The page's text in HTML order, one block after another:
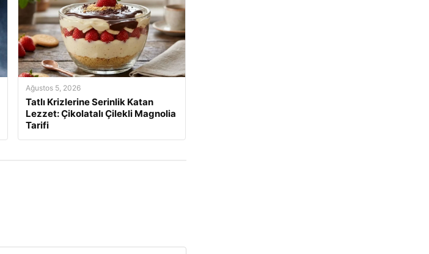
Ağustos 5, 2026
Tatlı Krizlerine Serinlik Katan
Lezzet: Çikolatalı Çilekli Magnolia
Tarifi